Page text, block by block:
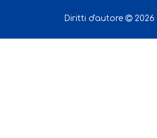
Diritti d'autore  2026